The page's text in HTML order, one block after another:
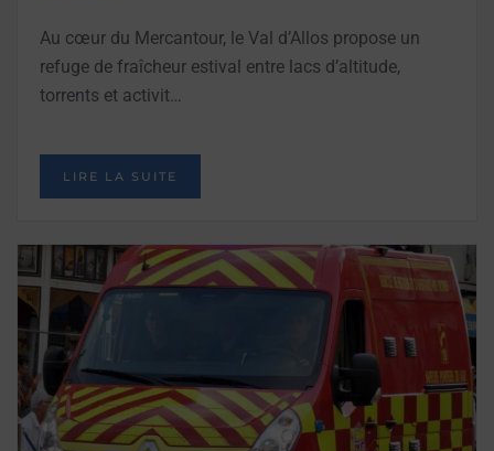
Au cœur du Mercantour, le Val d’Allos propose un
refuge de fraîcheur estival entre lacs d’altitude,
torrents et activit…
LIRE LA SUITE